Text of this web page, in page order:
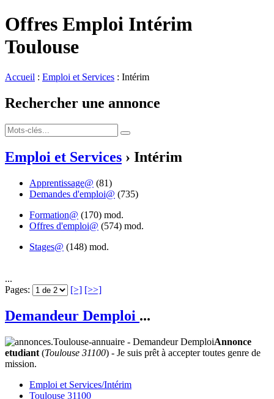
Offres Emploi Intérim
Toulouse
Accueil : Emploi et Services : Intérim
Rechercher une annonce
Emploi et Services › Intérim
Apprentissage@ (81)
Demandes d'emploi@ (735)
Formation@ (170) mod.
Offres d'emploi@ (574) mod.
Stages@ (148) mod.
...
Pages:
[>] [>>]
Demandeur Demploi ...
Annonce
etudiant (Toulouse 31100) - Je suis prêt à accepter toutes genre de
mission.
Emploi et Services/Intérim
Toulouse 31100